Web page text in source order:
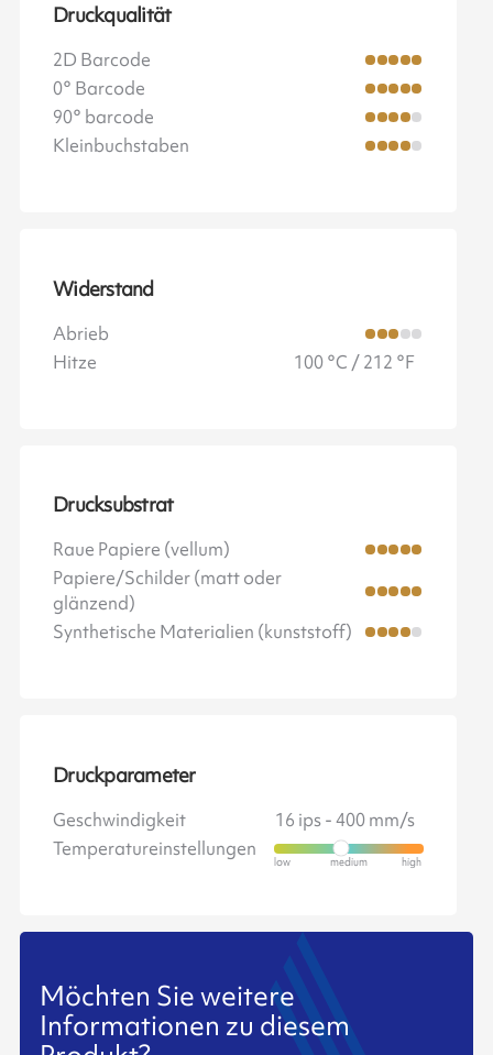
Druckqualität
2D Barcode
0° Barcode
90° barcode
Kleinbuchstaben
Widerstand
Abrieb
Hitze
100 °C / 212 °F
Drucksubstrat
Raue Papiere (vellum)
Papiere/Schilder (matt oder
glänzend)
Synthetische Materialien (kunststoff)
Druckparameter
Geschwindigkeit
16 ips - 400 mm/s
Temperatureinstellungen
Möchten Sie weitere
Informationen zu diesem